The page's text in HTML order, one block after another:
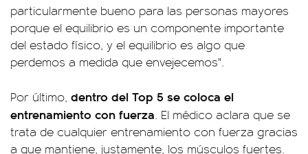
particularmente bueno para las personas mayores
porque el equilibrio es un componente importante
del estado físico, y el equilibrio es algo que
perdemos a medida que envejecemos".
Por último, dentro del Top 5 se coloca el
entrenamiento con fuerza. El médico aclara que se
trata de cualquier entrenamiento con fuerza gracias
a que mantiene, justamente, los músculos fuertes.